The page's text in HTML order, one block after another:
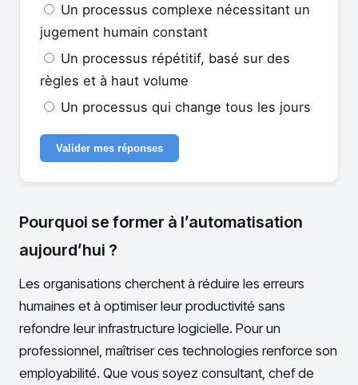
Un processus complexe nécessitant un
jugement humain constant
Un processus répétitif, basé sur des
règles et à haut volume
Un processus qui change tous les jours
Valider mes réponses
Pourquoi se former à l’automatisation
aujourd’hui ?
Les organisations cherchent à réduire les erreurs
humaines et à optimiser leur productivité sans
refondre leur infrastructure logicielle. Pour un
professionnel, maîtriser ces technologies renforce son
employabilité. Que vous soyez consultant, chef de